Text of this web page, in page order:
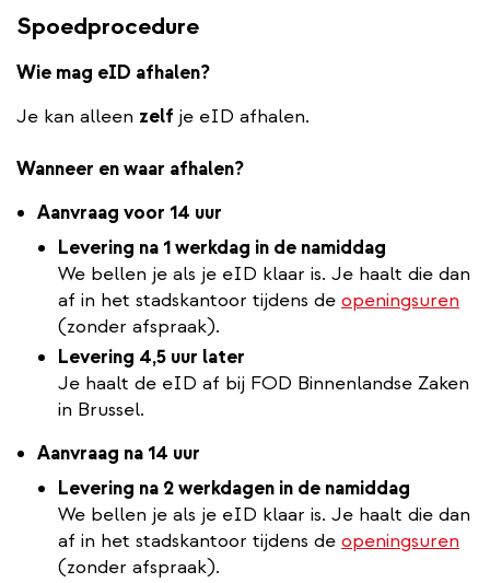
Spoedprocedure
Wie mag eID afhalen?
Je kan alleen zelf je eID afhalen.
Wanneer en waar afhalen?
Aanvraag voor 14 uur
Levering na 1 werkdag in de namiddag
We bellen je als je eID klaar is. Je haalt die dan
af in het stadskantoor tijdens de openingsuren
(zonder afspraak).
Levering 4,5 uur later
Je haalt de eID af bij FOD Binnenlandse Zaken
in Brussel.
Aanvraag na 14 uur
Levering na 2 werkdagen in de namiddag
We bellen je als je eID klaar is. Je haalt die dan
af in het stadskantoor tijdens de openingsuren
(zonder afspraak).